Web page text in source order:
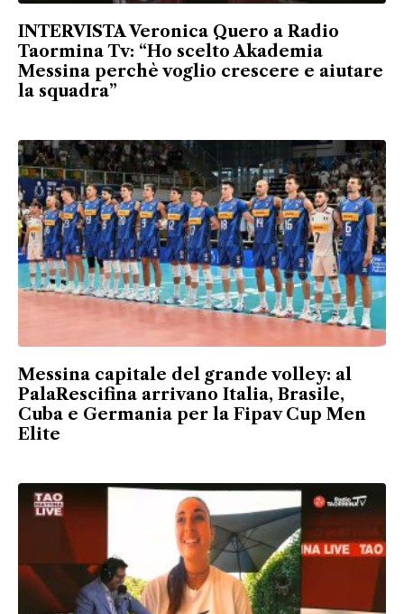
INTERVISTA Veronica Quero a Radio
Taormina Tv: “Ho scelto Akademia
Messina perchè voglio crescere e aiutare
la squadra”
Messina capitale del grande volley: al
PalaRescifina arrivano Italia, Brasile,
Cuba e Germania per la Fipav Cup Men
Elite